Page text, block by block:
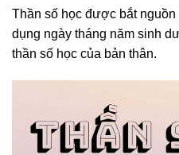
Thần số học được bắt
dụng ngày tháng năm sinh
thần số học của bản thân.